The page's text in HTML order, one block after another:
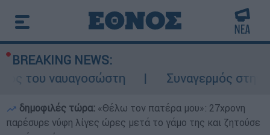
BREAKING NEWS:
του ναυαγοσώστη
Συναγερμός στην
δημοφιλές τώρα: «Θέλω τον πατέρα μου»: 27χρονη
παρέσυρε νύφη λίγες ώρες μετά το γάμο της και ζητούσε